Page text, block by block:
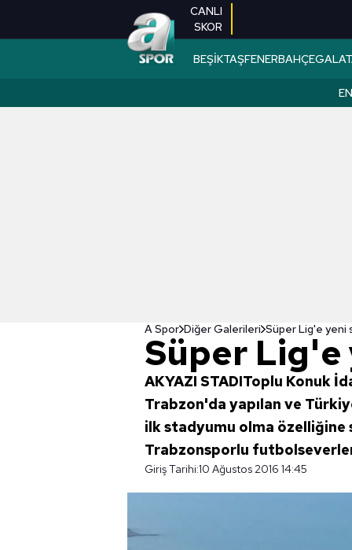
CANLI
SKOR
BEŞİKTAŞFENERBAHÇE
A Spor Diğer Galerileri Süper Lig'e
Süper
AKYAZI STADIToplu Konuk
Trabzon'da yapılan ve
ilk stadyumu olma özelliğine
Trabzonsporlu
Giriş Tarihi:10 Ağustos 2016 14:45